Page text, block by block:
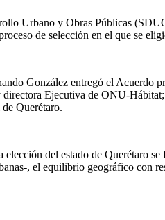
Urbano y Obras Públicas
de selección en el que se
González entregó el
Ejecutiva de ONU-
Querétaro.
del estado de Querétaro
, el equilibrio geográfico con